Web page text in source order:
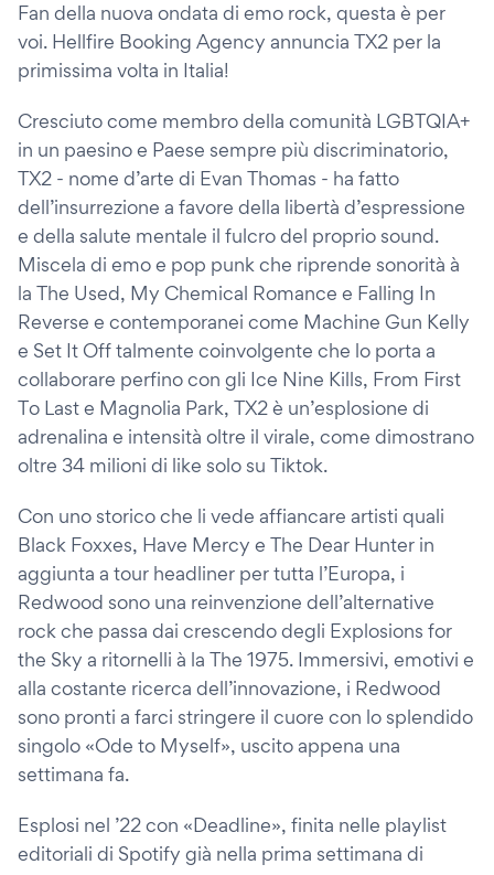
Fan della nuova ondata di emo rock, questa è per
voi. Hellfire Booking Agency annuncia TX2 per la
primissima volta in Italia!
Cresciuto come membro della comunità LGBTQIA+
in un paesino e Paese sempre più discriminatorio,
TX2 - nome d’arte di Evan Thomas - ha fatto
dell’insurrezione a favore della libertà d’espressione
e della salute mentale il fulcro del proprio sound.
Miscela di emo e pop punk che riprende sonorità à
la The Used, My Chemical Romance e Falling In
Reverse e contemporanei come Machine Gun Kelly
e Set It Off talmente coinvolgente che lo porta a
collaborare perfino con gli Ice Nine Kills, From First
To Last e Magnolia Park, TX2 è un’esplosione di
adrenalina e intensità oltre il virale, come dimostrano
oltre 34 milioni di like solo su Tiktok.
Con uno storico che li vede affiancare artisti quali
Black Foxxes, Have Mercy e The Dear Hunter in
aggiunta a tour headliner per tutta l’Europa, i
Redwood sono una reinvenzione dell’alternative
rock che passa dai crescendo degli Explosions for
the Sky a ritornelli à la The 1975. Immersivi, emotivi e
alla costante ricerca dell’innovazione, i Redwood
sono pronti a farci stringere il cuore con lo splendido
singolo «Ode to Myself», uscito appena una
settimana fa.
Esplosi nel ’22 con «Deadline», finita nelle playlist
editoriali di Spotify già nella prima settimana di